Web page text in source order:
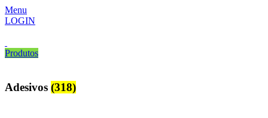
Menu
LOGIN
Produtos
Adesivos (318)